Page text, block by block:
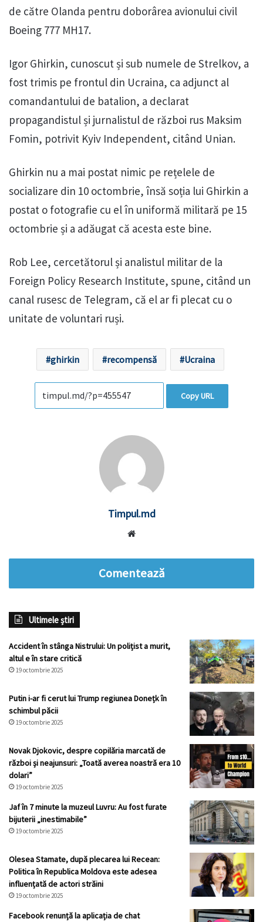
de către Olanda pentru doborârea avionului civil
Boeing 777 MH17.
Igor Ghirkin, cunoscut și sub numele de Strelkov, a
fost trimis pe frontul din Ucraina, ca adjunct al
comandantului de batalion, a declarat
propagandistul și jurnalistul de război rus Maksim
Fomin, potrivit Kyiv Independent, citând Unian.
Ghirkin nu a mai postat nimic pe rețelele de
socializare din 10 octombrie, însă soția lui Ghirkin a
postat o fotografie cu el în uniformă militară pe 15
octombrie și a adăugat că acesta este bine.
Rob Lee, cercetătorul și analistul militar de la
Foreign Policy Research Institute, spune, citând un
canal rusesc de Telegram, că el ar fi plecat cu o
unitate de voluntari ruși.
ghirkin recompensă Ucraina
Copy URL
Timpul.md
Comentează
Ultimele știri
Accident în stânga Nistrului: Un polițist a murit,
altul e în stare critică
19 octombrie 2025
Putin i-ar fi cerut lui Trump regiunea Donețk în
schimbul păcii
19 octombrie 2025
Novak Djokovic, despre copilăria marcată de
război și neajunsuri: „Toată averea noastră era 10
dolari”
19 octombrie 2025
Jaf în 7 minute la muzeul Luvru: Au fost furate
bijuterii „inestimabile”
19 octombrie 2025
Olesea Stamate, după plecarea lui Recean:
Politica în Republica Moldova este adesea
influențată de actori străini
19 octombrie 2025
Facebook renunță la aplicația de chat